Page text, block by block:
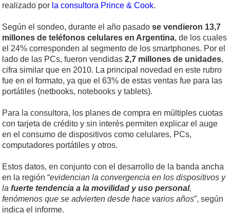
realizado por la consultora Prince & Cook.
Según el sondeo, durante el año pasado se vendieron 13,7
millones de teléfonos celulares en Argentina, de los cuales
el 24% corresponden al segmento de los smartphones. Por el
lado de las PCs, fueron vendidas 2,7 millones de unidades,
cifra similar que en 2010. La principal novedad en este rubro
fue en el formato, ya que el 63% de estas ventas fue para las
portátiles (netbooks, notebooks y tablets).
Para la consultora, los planes de compra en múltiples cuotas
con tarjeta de crédito y sin interés permiten explicar el auge
en el consumo de dispositivos como celulares, PCs,
computadores portátiles y otros.
Estos datos, en conjunto con el desarrollo de la banda ancha
en la región “evidencian la convergencia en los dispositivos y
la fuerte tendencia a la movilidad y uso personal,
fenómenos que se advierten desde hace varios años”, según
indica el informe.